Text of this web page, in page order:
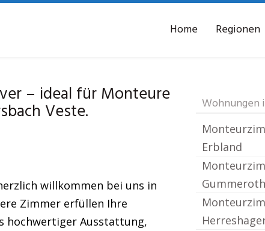
Home Regionen
– ideal für Monteure
Veste.
willkommen bei uns in
Zimmer erfüllen Ihre
hochwertiger Ausstattung,
Wohnungen
Erbland
Gummeroth